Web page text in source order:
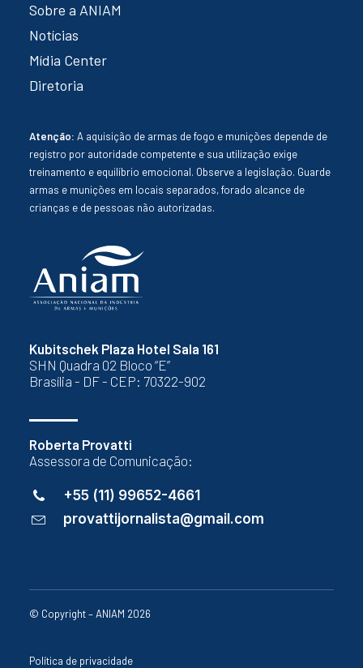
Kubitschek Plaza Hotel Sala 161
SHN Quadra 02 Bloco “E”
Brasília - DF - CEP: 70322-902
Roberta Provatti
Assessora de Comunicação:
+55 (11) 99652-4661
provattijornalista@gmail.com
Sobre a ANIAM
Notícias
Mídia Center
Diretoria
Atenção: A aquisição de armas de fogo e munições depende de
registro por autoridade competente e sua utilização exige
treinamento e equilíbrio emocional. Observe a legislação. Guarde
armas e munições em locais separados, forado alcance de
crianças e de pessoas não autorizadas.
© Copyright – ANIAM 2026
Política de privacidade